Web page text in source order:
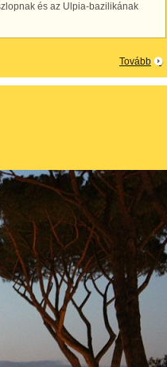
és az Ulpia-bazilikának
Tovább